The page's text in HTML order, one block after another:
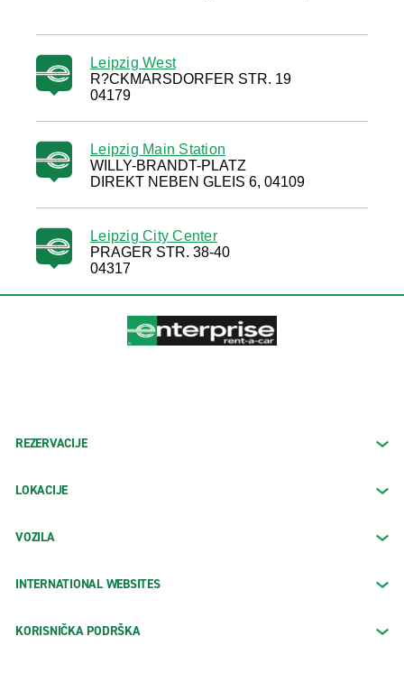
Leipzig West
R?CKMARSDORFER STR. 19
04179
Leipzig Main Station
WILLY-BRANDT-PLATZ
DIREKT NEBEN GLEIS 6, 04109
Leipzig City Center
PRAGER STR. 38-40
04317
REZERVACIJE
LOKACIJE
VOZILA
INTERNATIONAL WEBSITES
KORISNIČKA PODRŠKA